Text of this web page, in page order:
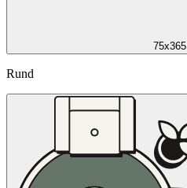
75x365
Rund